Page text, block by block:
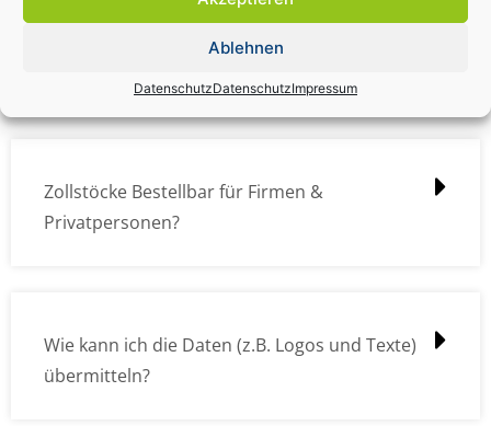
Ablehnen
DatenschutzDatenschutzImpressum
Zollstock Druckdatencheck / Profidatencheck
Zollstöcke Bestellbar für Firmen &
Privatpersonen?
Wie kann ich die Daten (z.B. Logos und Texte)
übermitteln?